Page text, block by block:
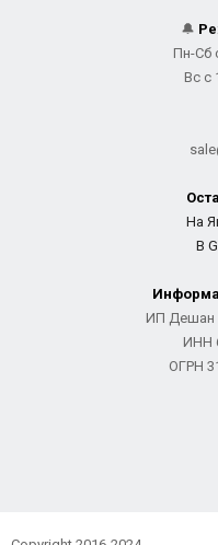
🔔
Пн-Сб
Вс с
На
В
ИП Дешан
ИНН
ОГРН